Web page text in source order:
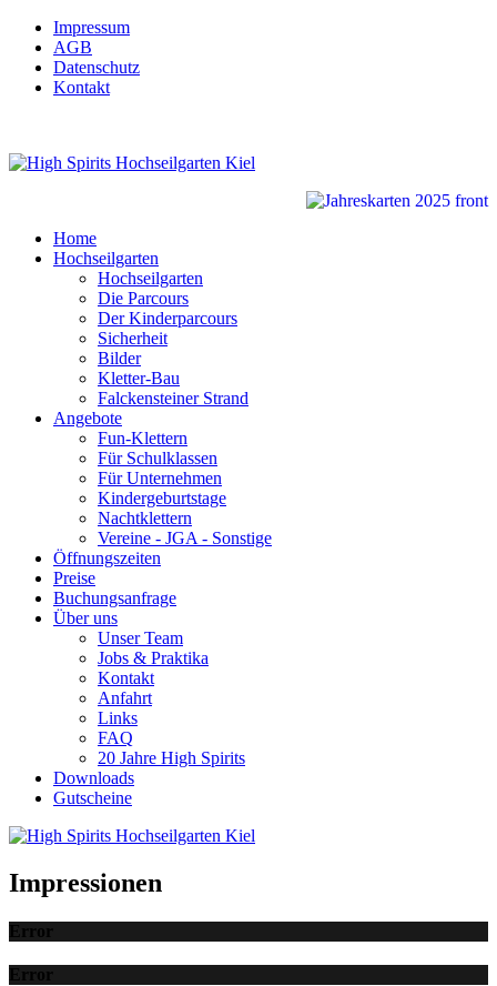
Impressum
AGB
Datenschutz
Kontakt
Home
Hochseilgarten
Hochseilgarten
Die Parcours
Der Kinderparcours
Sicherheit
Bilder
Kletter-Bau
Falckensteiner Strand
Angebote
Fun-Klettern
Für Schulklassen
Für Unternehmen
Kindergeburtstage
Nachtklettern
Vereine - JGA - Sonstige
Öffnungszeiten
Preise
Buchungsanfrage
Über uns
Unser Team
Jobs & Praktika
Kontakt
Anfahrt
Links
FAQ
20 Jahre High Spirits
Downloads
Gutscheine
Impressionen
Error
Error